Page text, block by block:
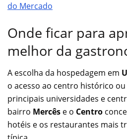
do Mercado
Onde ficar para
melhor da
A escolha da hospedagem em
o acesso ao centro histórico
principais universidades e
bairro Mercês e o Centro
hotéis e os restaurantes mais